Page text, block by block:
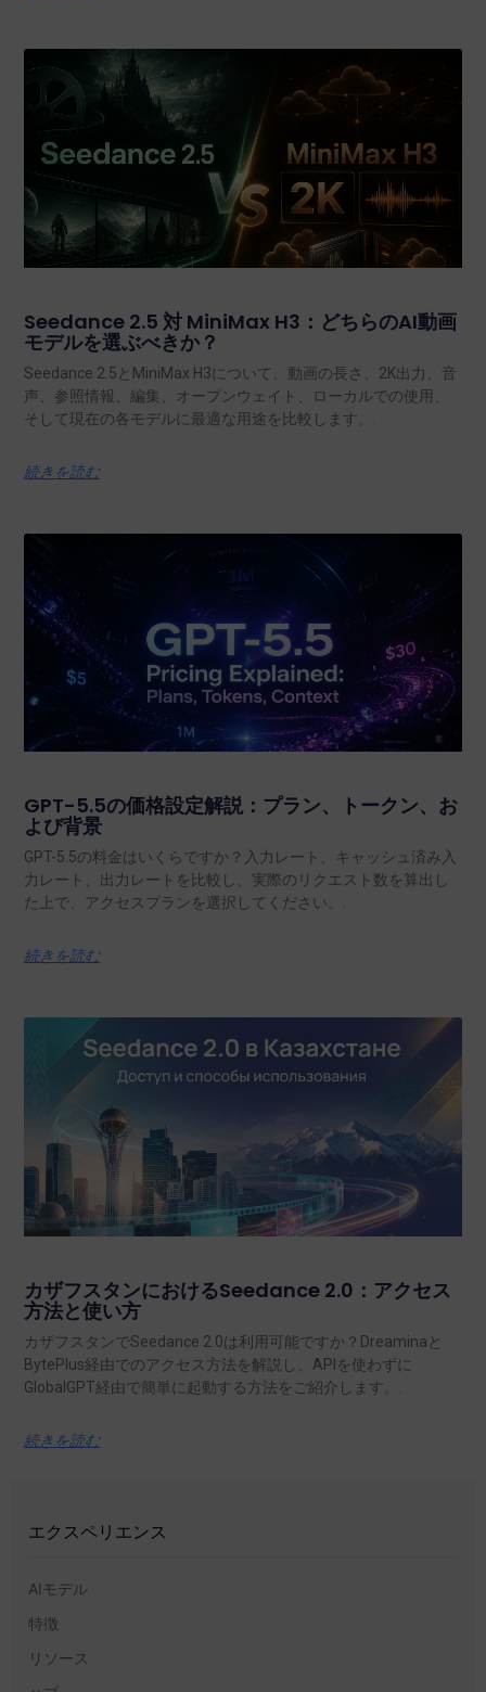
Seedance 2.5 対 MiniMax H3：どちらのAI動画
モデルを選ぶべきか？
Seedance 2.5とMiniMax H3について、動画の長さ、2K出力、音
声、参照情報、編集、オープンウェイト、ローカルでの使用、
そして現在の各モデルに最適な用途を比較します。.
続きを読む
GPT-5.5の価格設定解説：プラン、トークン、お
よび背景
GPT-5.5の料金はいくらですか？入力レート、キャッシュ済み入
力レート、出力レートを比較し、実際のリクエスト数を算出し
た上で、アクセスプランを選択してください。.
続きを読む
カザフスタンにおけるSeedance 2.0：アクセス
方法と使い方
カザフスタンでSeedance 2.0は利用可能ですか？Dreaminaと
BytePlus経由でのアクセス方法を解説し、APIを使わずに
GlobalGPT経由で簡単に起動する方法をご紹介します。.
続きを読む
エクスペリエンス
AIモデル
特徴
リソース